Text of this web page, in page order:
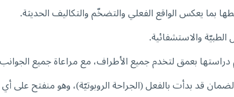
بما يعكس الواقع الفعلي والتضخّم والتكاليف الحديثة.
والاستشفائية.
بعمق لتخدم جميع الأطراف، مع مراعاة جميع الجوانب:
قد بدأت بالفعل (الجراحة الروبوتيّة)، وهو منفتح على